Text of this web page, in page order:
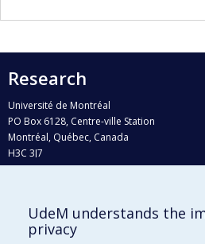
Research
Université de Montréal
PO Box 6128, Centre-ville Station
Montréal, Québec, Canada
H3C 3J7
Who does what?
UdeM understands the
privacy